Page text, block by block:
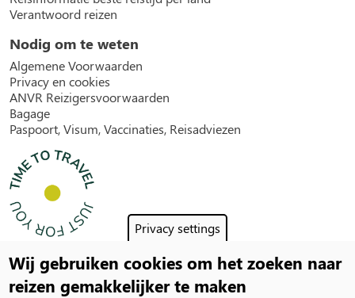
Privacy settings
Wij gebruiken cookies om het zoeken naar
reizen gemakkelijker te maken
Verantwoord reizen
Nodig om te weten
Algemene Voorwaarden
Privacy en cookies
ANVR Reizigersvoorwaarden
Bagage
Paspoort, Visum, Vaccinaties, Reisadviezen
Social